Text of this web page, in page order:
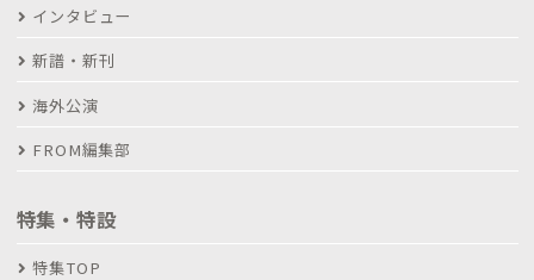
インタビュー
新譜・新刊
海外公演
FROM編集部
特集・特設
特集TOP